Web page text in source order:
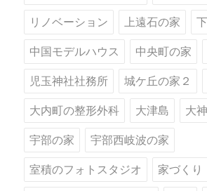
リノベーション 上遠石の家
中国モデルハウス 中央町の家
児玉神社社務所 城ケ丘の家２
大内町の整形外科 大津島 大
宇部の家 宇部西岐波の家
室積のフォトスタジオ 家づくり